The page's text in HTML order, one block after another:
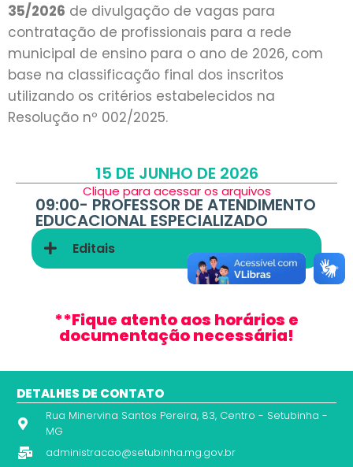
35/2026 de divulgação de vagas para
contratação de profissionais para a rede
municipal de ensino para o ano de 2026, com
base na classificação final dos inscritos
utilizando os critérios estabelecidos na
Resolução nº 002/2025.
15 DE JUNHO DE 2026
Clique para acessar os arquivos
09:00- PROFESSOR DE ATENDIMENTO
EDUCACIONAL ESPECIALIZADO
Editais
**Fique atento aos horários e
documentação necessária!
DETALHES DE CONTATO
Rua Minervina Santos Pereira, 83, Centro - Setubinha -
MG
administracao@setubinha.mg.gov.br